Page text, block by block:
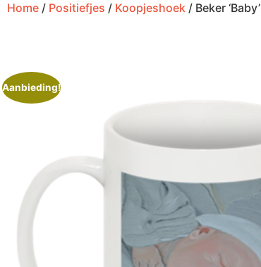
Home / Positiefjes / Koopjeshoek / Beker ‘Baby’
Aanbieding!